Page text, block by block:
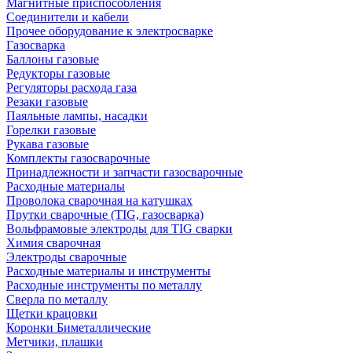
Магнитные приспособления
Соединители и кабели
Прочее оборудование к электросварке
Газосварка
Баллоны газовые
Редукторы газовые
Регуляторы расхода газа
Резаки газовые
Паяльные лампы, насадки
Горелки газовые
Рукава газовые
Комплекты газосварочные
Принадлежности и запчасти газосварочные
Расходные материалы
Проволока сварочная на катушках
Прутки сварочные (TIG, газосварка)
Вольфрамовые электроды для TIG сварки
Химия сварочная
Электроды сварочные
Расходные материалы и инструменты
Расходные инструменты по металлу
Сверла по металлу
Щетки крацовки
Коронки Биметаллические
Метчики, плашки